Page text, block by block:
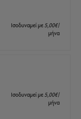
Ισοδυναμεί με 5,00€/
μήνα
Ισοδυναμεί με 5,00€/
μήνα